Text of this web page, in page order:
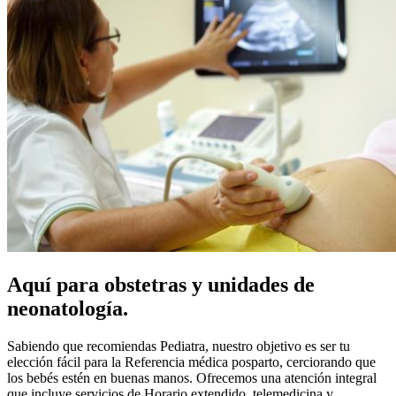
Aquí para obstetras y unidades de
neonatología.
Sabiendo que recomiendas Pediatra, nuestro objetivo es ser tu
elección fácil para la Referencia médica posparto, cerciorando que
los bebés estén en buenas manos. Ofrecemos una atención integral